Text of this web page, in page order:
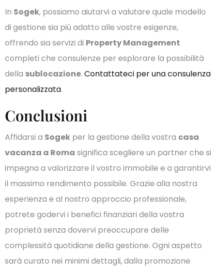
In Sogek, possiamo aiutarvi a valutare quale modello
di gestione sia più adatto alle vostre esigenze,
offrendo sia servizi di Property Management
completi che consulenze per esplorare la possibilità
della sublocazione. Contattateci per una consulenza
personalizzata.
Conclusioni
Affidarsi a Sogek per la gestione della vostra casa
vacanza a Roma significa scegliere un partner che si
impegna a valorizzare il vostro immobile e a garantirvi
il massimo rendimento possibile. Grazie alla nostra
esperienza e al nostro approccio professionale,
potrete godervi i benefici finanziari della vostra
proprietà senza dovervi preoccupare delle
complessità quotidiane della gestione. Ogni aspetto
sarà curato nei minimi dettagli, dalla promozione